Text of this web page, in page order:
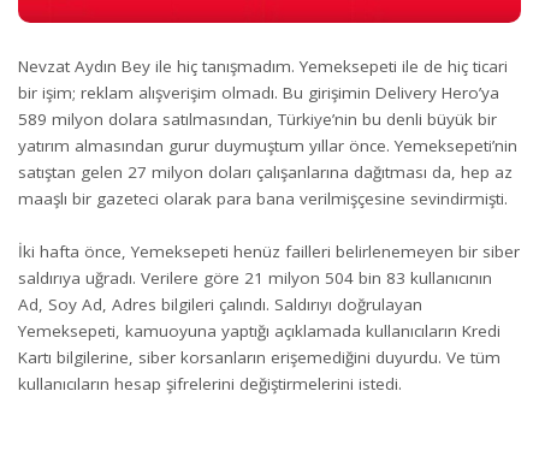
Nevzat Aydın Bey ile hiç tanışmadım. Yemeksepeti ile de hiç ticari
bir işim; reklam alışverişim olmadı. Bu girişimin Delivery Hero’ya
589 milyon dolara satılmasından, Türkiye’nin bu denli büyük bir
yatırım almasından gurur duymuştum yıllar önce. Yemeksepeti’nin
satıştan gelen 27 milyon doları çalışanlarına dağıtması da, hep az
maaşlı bir gazeteci olarak para bana verilmişçesine sevindirmişti.
İki hafta önce, Yemeksepeti henüz failleri belirlenemeyen bir siber
saldırıya uğradı. Verilere göre 21 milyon 504 bin 83 kullanıcının
Ad, Soy Ad, Adres bilgileri çalındı. Saldırıyı doğrulayan
Yemeksepeti, kamuoyuna yaptığı açıklamada kullanıcıların Kredi
Kartı bilgilerine, siber korsanların erişemediğini duyurdu. Ve tüm
kullanıcıların hesap şifrelerini değiştirmelerini istedi.